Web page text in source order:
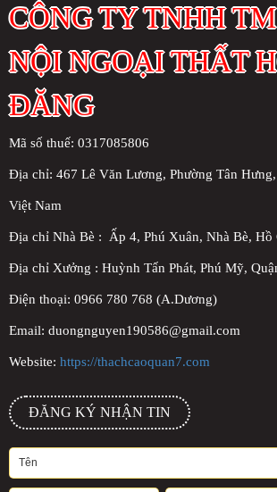
CÔNG TY TNHH
NỘI NGOẠI THẤT
ĐĂNG
Mã số thuế: 0317085806
Địa chỉ: 467 Lê Văn Lương, Phường Tân
Việt Nam
Địa chỉ Nhà Bè : Ấp 4, Phú Xuân, Nhà Bè, Hồ
Địa chỉ Xưởng : Huỳnh Tấn Phát, Phú Mỹ,
Điện thoại: 0966 780 768 (A.Dương)
Email: duongnguyen190586@gmail.com
Website: https://thachcaoquan7.com
ĐĂNG KÝ NHẬN TIN